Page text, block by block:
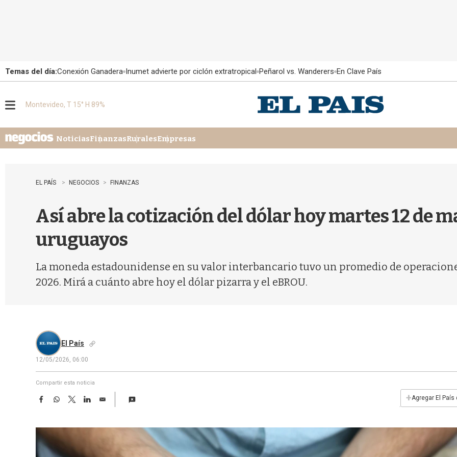
Temas del día:Conexión Ganadera Inumet advierte por ciclón extratropical Peñarol vs. Wanderers En Clave País
u
Montevideo, T 15° H 89%
NoticiasFinanzasRuralesEmpresas
EL PAÍS NEGOCIOS FINANZAS
Así abre la cotización del dólar hoy martes 12 de
uruguayos
La moneda estadounidense en su valor interbancario tuvo un promedio de
2026. Mirá a cuánto abre hoy el dólar pizarra y el eBROU.
El País
12/05/2026, 06:00
Compartir esta noticia
F
e
b
o
W
t
s
T
w
t
e
L
k
E
i
l
+Agregar El País